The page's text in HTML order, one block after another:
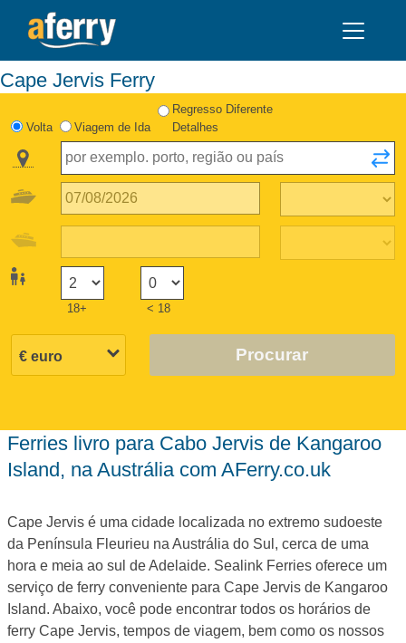
Cape Jervis Ferry
Volta Viagem de Ida
Regresso Diferente
Detalhes
18+ < 18
Procurar
ferries livro para Cabo Jervis de Kangaroo
Island, na Austrália com AFerry.co.uk
Cape Jervis é uma cidade localizada no extremo sudoeste
da Península Fleurieu na Austrália do Sul, cerca de uma
hora e meia ao sul de Adelaide. Sealink Ferries oferece um
serviço de ferry conveniente para Cape Jervis de Kangaroo
Island. Abaixo, você pode encontrar todos os horários de
ferry Cape Jervis, tempos de viagem, bem como os nossos